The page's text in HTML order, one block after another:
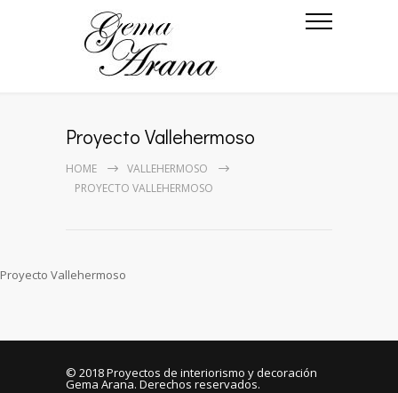
Proyecto Vallehermoso
HOME
VALLEHERMOSO
PROYECTO VALLEHERMOSO
Proyecto Vallehermoso
© 2018Proyectos de interiorismo y decoración
Gema Arana. Derechos reservados.